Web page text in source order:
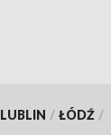
LUBLIN / ŁÓDŹ /